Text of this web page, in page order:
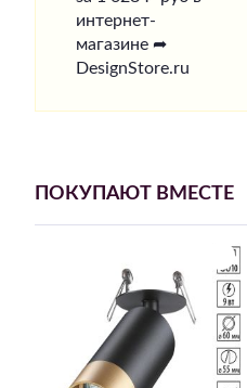
ПОКУПАЮТ ВМЕСТЕ